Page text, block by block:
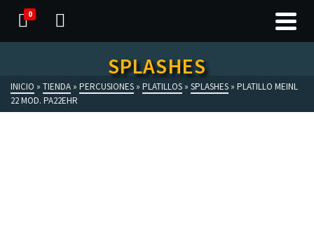
0
SPLASHES
INICIO » TIENDA » PERCUSIONES » PLATILLOS » SPLASHES » PLATILLO MEINL
22 MOD. PA22EHR